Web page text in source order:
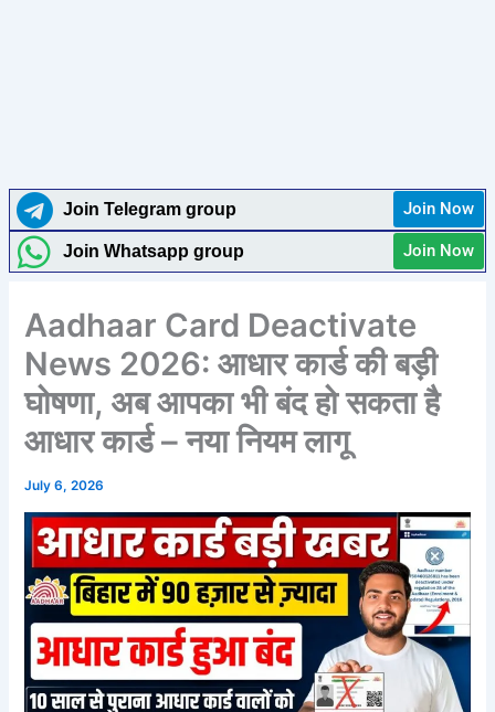
Join Telegram group Join Now
Join Whatsapp group Join Now
Aadhaar Card Deactivate
News 2026: आधार कार्ड की बड़ी
घोषणा, अब आपका भी बंद हो सकता है
आधार कार्ड – नया नियम लागू
July 6, 2026